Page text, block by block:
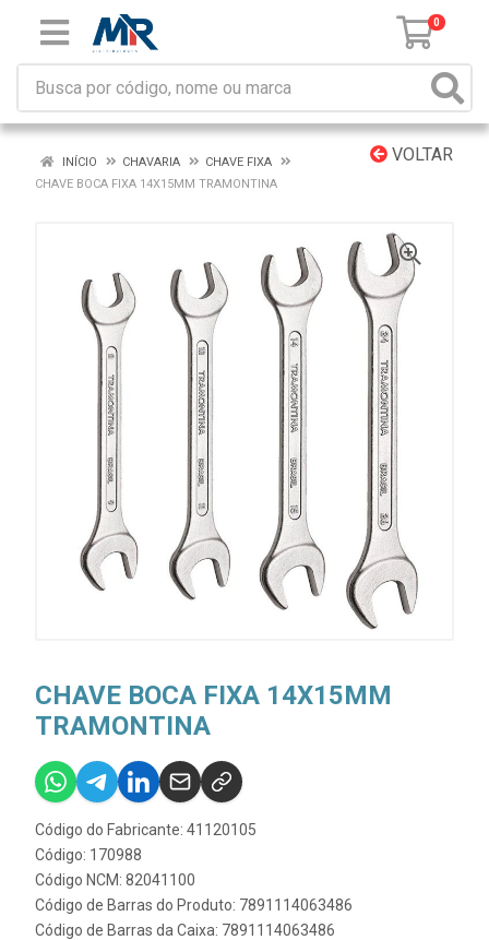
0
VOLTAR
INÍCIO CHAVARIA
CHAVE FIXA
CHAVE BOCA FIXA 14X15MM TRAMONTINA
CHAVE BOCA FIXA 14X15MM
TRAMONTINA
Código do Fabricante: 41120105
Código: 170988
Código NCM: 82041100
Código de Barras do Produto: 7891114063486
Código de Barras da Caixa: 7891114063486